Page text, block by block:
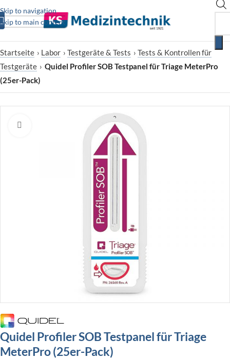
Skip to navigation
Skip to main content
Startseite › Labor › Testgeräte & Tests › Tests & Kontrollen für
Testgeräte › Quidel Profiler SOB Testpanel für Triage MeterPro
(25er-Pack)
Zum Vergrößern klicken
Quidel Profiler SOB Testpanel für Triage
MeterPro (25er-Pack)